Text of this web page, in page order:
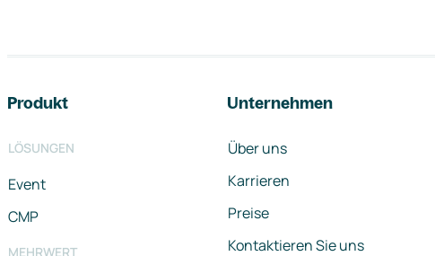
Produkt
LÖSUNGEN
Event
CMP
MEHRWERT
Unternehmen
Über uns
Karrieren
Preise
Kontaktieren Sie uns